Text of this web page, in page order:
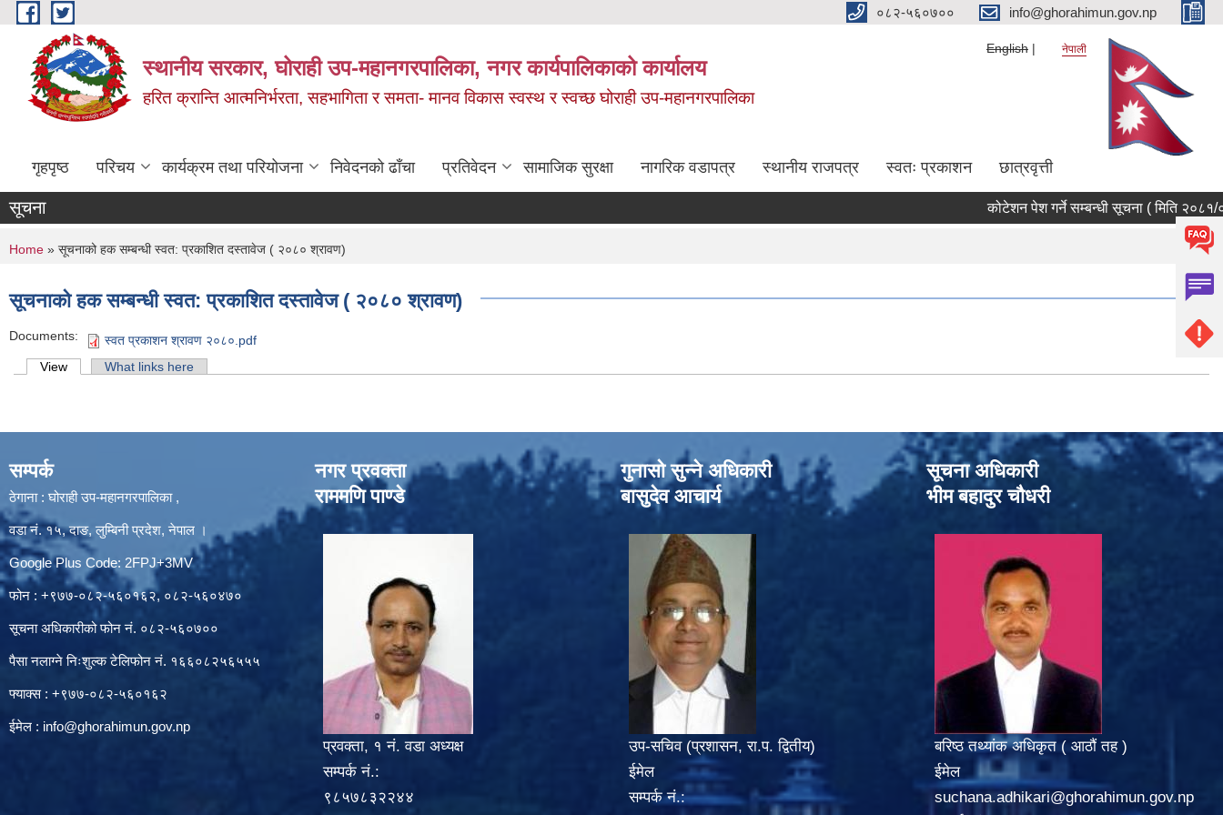
Skip to main content ०८२-५६०७०० info@ghorahimun.gov.np
स्थानीय सरकार, घोराही उप-महानगरपालिका, नगर कार्यपालिकाको कार्यालय
हरित क्रान्ति आत्मनिर्भरता, सहभागिता र समता- मानव विकास स्वस्थ र स्वच्छ घोराही उप-महानगरपालिका
English नेपाली
गृहपृष्ठ परिचय कार्यक्रम तथा परियोजना निवेदनको ढाँचा प्रतिवेदन सामाजिक सुरक्षा नागरिक वडापत्र स्थानीय राजपत्र स्वतः प्रकाशन छात्रवृत्ती
सूचना कोटेशन पेश गर्ने सम्बन्धी सूचना ( मिति २०८१/०६/
You are here
Home » सूचनाको हक सम्बन्धी स्वत: प्रकाशित दस्तावेज ( २०८० श्रावण)
सूचनाको हक सम्बन्धी स्वत: प्रकाशित दस्तावेज ( २०८० श्रावण)
Documents: स्वत प्रकाशन श्रावण २०८०.pdf
Primary tabs
View (active tab)What links here
सम्पर्क
ठेगाना : घोराही उप-महानगरपालिका ,
वडा नं. १५, दाङ, लुम्बिनी प्रदेश, नेपाल ।
Google Plus Code: 2FPJ+3MV
फोन : +९७७-०८२-५६०१६२, ०८२-५६०४७०
सूचना अधिकारीको फोन नं. ०८२-५६०७००
पैसा नलाग्ने निःशुल्क टेलिफोन नं. १६६०८२५६५५५
फ्याक्स : +९७७-०८२-५६०१६२
ईमेल : info@ghorahimun.gov.np
नगर प्रवक्ता
राममणि पाण्डे
प्रवक्ता, १ नं. वडा अध्यक्ष
सम्पर्क नं.:
९८५७८३२२४४
गुनासो सुन्‍ने अधिकारी
बासुदेव आचार्य
उप-सचिव (प्रशासन, रा.प. द्वितीय)
ईमेल
सम्पर्क नं.:
सूचना अधिकारी
भीम बहादुर चौधरी
बरिष्ठ तथ्यांक अधिकृत ( आठौं तह )
ईमेल
suchana.adhikari@ghorahimun.gov.np